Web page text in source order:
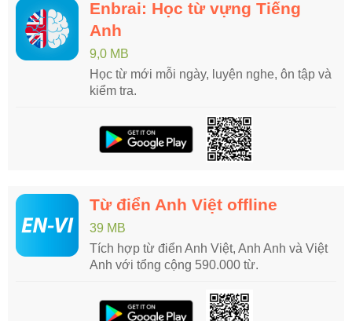
Enbrai: Học từ vựng Tiếng
Anh
9,0 MB
Học từ mới mỗi ngày, luyện nghe, ôn tập và
kiểm tra.
Từ điển Anh Việt offline
39 MB
Tích hợp từ điển Anh Việt, Anh Anh và Việt
Anh với tổng cộng 590.000 từ.